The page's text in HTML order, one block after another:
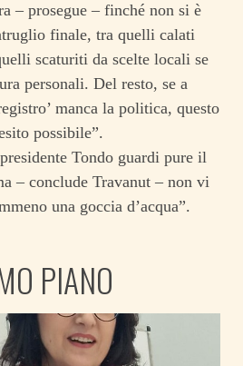
– prosegue – finché non si è
finale, tra quelli calati
scaturiti da scelte locali se
personali. Del resto, se a
manca la politica, questo
possibile”.
Tondo guardi pure il
– conclude Travanut – non vi
una goccia d’acqua”.
PIANO